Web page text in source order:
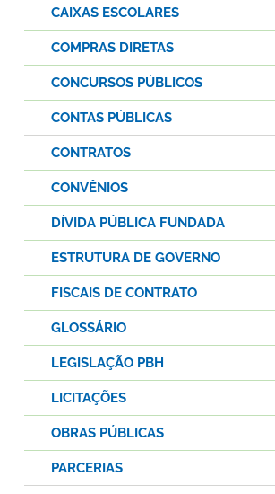
CAIXAS ESCOLARES
COMPRAS DIRETAS
CONCURSOS PÚBLICOS
CONTAS PÚBLICAS
CONTRATOS
CONVÊNIOS
DÍVIDA PÚBLICA FUNDADA
ESTRUTURA DE GOVERNO
FISCAIS DE CONTRATO
GLOSSÁRIO
LEGISLAÇÃO PBH
LICITAÇÕES
OBRAS PÚBLICAS
PARCERIAS